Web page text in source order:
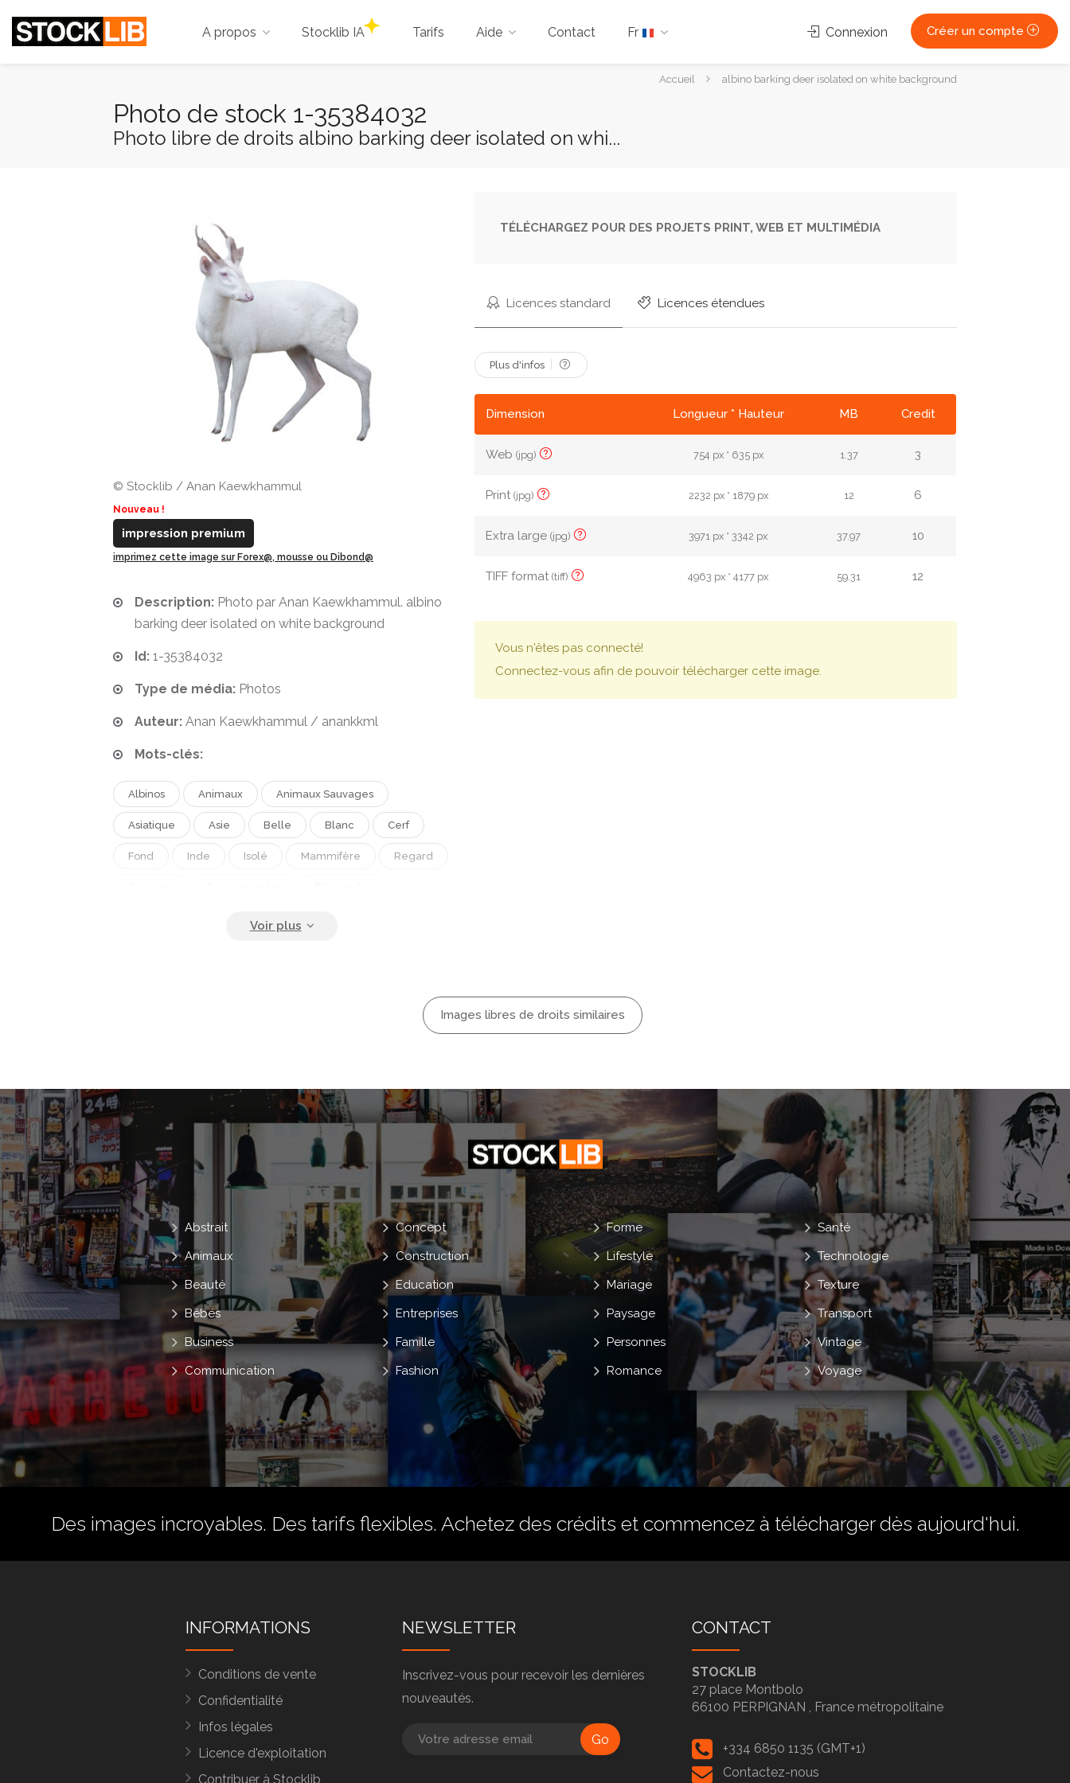
A propos Stocklib IA Tarifs Aide Contact Fr Connexion Créer un compte
VousAccueil albino barking deer isolated on white background
Photo de stock 1-35384032
Photo libre de droits albino barking deer isolated on whi...
© Stocklib / Anan Kaewkhammul
Nouveau !
impression premium
imprimez cette image sur Forex@, mousse ou Dibond@
Description: Photo par Anan Kaewkhammul. albino
barking deer isolated on white background
Id: 1-35384032
Type de média: Photos
Auteur: Anan Kaewkhammul / anankkml
Mots-clés:
Albinos Animaux Animaux Sauvages
Asiatique Asie Belle Blanc Cerf
Fond Inde Isolé Mammifère Regard
TÉLÉCHARGEZ POUR DES PROJETS PRINT, WEB ET MULTIMÉDIA
Licences standard Licences étendues
Plus d'infos
Dimension Longueur * Hauteur MB Credit
Web(jpg) 754 px * 635 px 1.37 3
Print(jpg) 2232 px * 1879 px 12 6
Extra large(jpg) 3971 px * 3342 px 37.97 10
TIFF format(tiff) 4963 px * 4177 px 59.31 12
Vous n'êtes pas connecté!
Connectez-vous afin de pouvoir télécharger cette image.
Images libres de droits similaires
Abstrait
Animaux
Beauté
Bébés
Business
Communication
Concept
Construction
Education
Entreprises
Famille
Fashion
Forme
Lifestyle
Mariage
Paysage
Personnes
Romance
Santé
Technologie
Texture
Transport
Vintage
Voyage
Des images incroyables. Des tarifs flexibles. Achetez des crédits et commencez à télécharger dès aujourd'hui.
INFORMATIONS
Conditions de vente
Confidentialité
Infos légales
Licence d'exploitation
Contribuer à Stocklib
NEWSLETTER
Inscrivez-vous pour recevoir les dernières
nouveautés.
Go
CONTACT
STOCKLIB
27 place Montbolo
66100 PERPIGNAN , France métropolitaine
+334 6850 1135 (GMT+1)
Contactez-nous